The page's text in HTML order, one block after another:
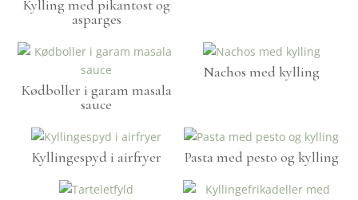
Kylling med pikantost og
asparges
Kødboller i garam masala
sauce
Nachos med kylling
Kyllingespyd i airfryer Pasta med pesto og kylling